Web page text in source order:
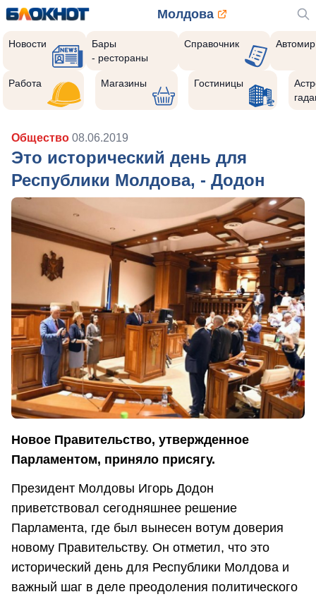
Молдова
Новости
Бары
- рестораны
Справочник Автомир
Работа Магазины Гостиницы
Общество 08.06.2019
Это исторический день для
Республики Молдова, - Додон
Новое Правительство, утвержденное
Парламентом, приняло присягу.
Президент Молдовы Игорь Додон
приветствовал сегодняшнее решение
Парламента, где был вынесен вотум доверия
новому Правительству. Он отметил, что это
исторический день для Республики Молдова и
важный шаг в деле преодоления политического